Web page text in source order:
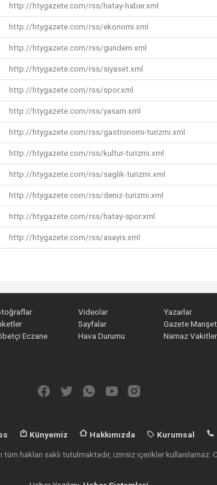
http://htygazete.com/rss/hatay-haber.xml
http://htygazete.com/rss/ekonomi.xml
http://htygazete.com/rss/gundem.xml
http://htygazete.com/rss/siyaset.xml
http://htygazete.com/rss/spor.xml
http://htygazete.com/rss/yasam.xml
http://htygazete.com/rss/gastronomi-turizmi.xml
http://htygazete.com/rss/kultur-turizmi.xml
http://htygazete.com/rss/saglik-turizmi.xml
http://htygazete.com/rss/deniz-turizmi.xml
http://htygazete.com/rss/hatay-spor.xml
http://htygazete.com/rss/asayis.xml
Videolar
Yazarlar
Sayfalar
Gazete
Eczane
Hava Durumu Namaz
Künyemiz Hakkımızda Kurumsal
hakları saklı tutulmaktadır, izinsiz içerikler